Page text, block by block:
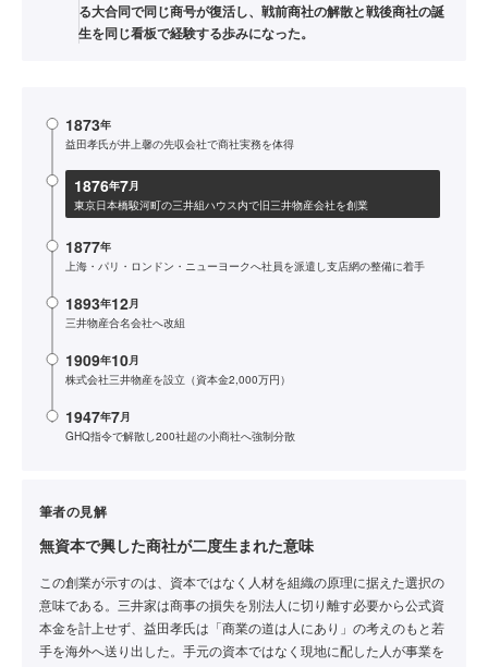
る大合同で同じ商号が復活し、戦前商社の解散と戦後商社の誕
生を同じ看板で経験する歩みになった。
1873年
益田孝氏が井上馨の先収会社で商社実務を体得
1876年7月
東京日本橋駿河町の三井組ハウス内で旧三井物産会社を創業
1877年
上海・パリ・ロンドン・ニューヨークへ社員を派遣し支店網の整備に着手
1893年12月
三井物産合名会社へ改組
1909年10月
株式会社三井物産を設立（資本金2,000万円）
1947年7月
GHQ指令で解散し200社超の小商社へ強制分散
筆者の見解
無資本で興した商社が二度生まれた意味
この創業が示すのは、資本ではなく人材を組織の原理に据えた選択の
意味である。三井家は商事の損失を別法人に切り離す必要から公式資
本金を計上せず、益田孝氏は「商業の道は人にあり」の考えのもと若
手を海外へ送り出した。手元の資本ではなく現地に配した人が事業を